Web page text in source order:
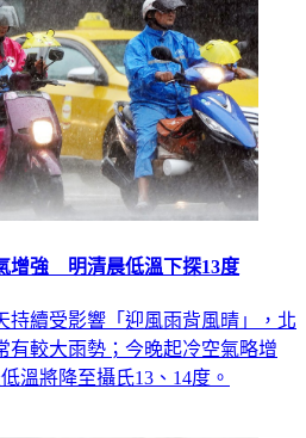
增強 明清晨低溫下探13度
持續受影響「迎風雨背風晴」，北
有較大雨勢；今晚起冷空氣略增
溫將降至攝氏13、14度。